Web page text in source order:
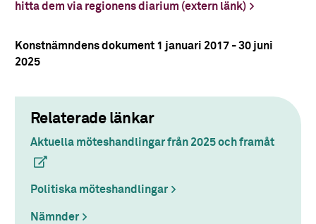
hitta dem via regionens diarium (extern länk)
Konstnämndens dokument 1 januari 2017 - 30 juni
2025
Relaterade länkar
Aktuella möteshandlingar från 2025 och framåt(extern
Politiska möteshandlingar
Nämnder